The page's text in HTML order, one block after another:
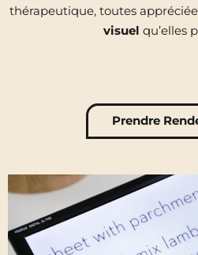
thérapeutique, toutes
visuel qu’elles
Prendre